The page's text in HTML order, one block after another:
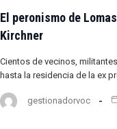
El peronismo de
Kirchner
Cientos de vecinos,
hasta la residencia de la ex
gestionadorvoc